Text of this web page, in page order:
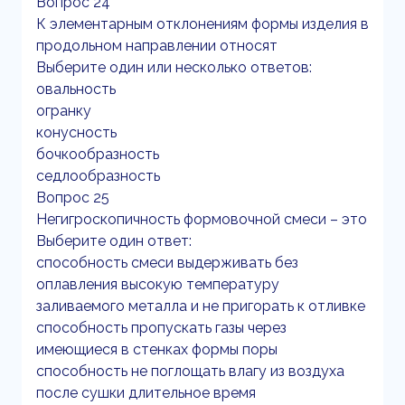
К элементарным отклонениям формы изделия в
продольном направлении относят
Выберите один или несколько ответов:
овальность
огранку
конусность
бочкообразность
седлообразность
Вопрос 25
Негигроскопичность формовочной смеси – это
Выберите один ответ:
способность смеси выдерживать без
оплавления высокую температуру
заливаемого металла и не пригорать к отливке
способность пропускать газы через
имеющиеся в стенках формы поры
способность не поглощать влагу из воздуха
после сушки длительное время